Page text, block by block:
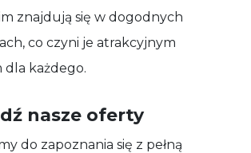
znajdują się w dogodnych
co czyni je atrakcyjnym
każdego.
nasze oferty
do zapoznania się z pełną